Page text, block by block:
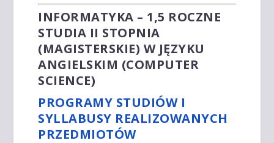
INFORMATYKA – 1,5 ROCZNE
STUDIA II STOPNIA
(MAGISTERSKIE) W JĘZYKU
ANGIELSKIM (COMPUTER
SCIENCE)
PROGRAMY STUDIÓW I
SYLLABUSY REALIZOWANYCH
PRZEDMIOTÓW